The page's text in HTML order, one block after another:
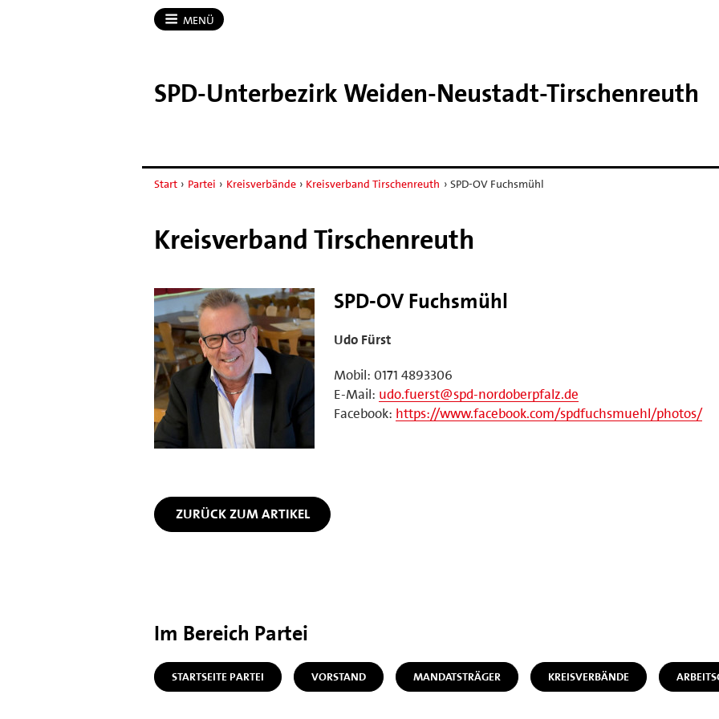
MENÜ
SPD-​Unterbezirk Weiden-​Neustadt-​Tirschenreuth
Start › Partei › Kreisverbände › Kreisverband Tirschenreuth › SPD-OV Fuchsmühl
Kreisverband Tirschenreuth
SPD-OV Fuchsmühl
Udo Fürst
Mobil: 0171 4893306
E-Mail: udo.fuerst@spd-nordoberpfalz.de
Facebook: https://www.facebook.com/spdfuchsmuehl/photos/
ZURÜCK ZUM ARTIKEL
Im Bereich Partei
STARTSEITE PARTEI VORSTAND MANDATSTRÄGER KREISVERBÄNDE